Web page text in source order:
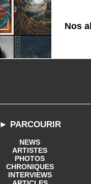
Nos
► PARCOURIR
NEWS
ARTISTES
PHOTOS
CHRONIQUES
INTERVIEWS